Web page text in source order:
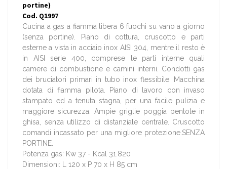
portine)
Cod. Q1997
Cucina a gas a fiamma libera 6 fuochi su vano a giorno
(senza portine). Piano di cottura, cruscotto e parti
esterne a vista in acciaio inox AISI 304, mentre il resto è
in AISI serie 400, comprese le parti interne quali
camere di combustione e camini interni. Condotti gas
dei bruciatori primari in tubo inox flessibile. Macchina
dotata di fiamma pilota. Piano di lavoro con invaso
stampato ed a tenuta stagna, per una facile pulizia e
maggiore sicurezza. Ampie griglie poggia pentole in
ghisa, senza utilizzo di distanziale centrale. Cruscotto
comandi incassato per una migliore protezione.SENZA
PORTINE.
Potenza gas: Kw 37 - Kcal 31.820
Dimensioni: L 120 x P 70 x H 85 cm